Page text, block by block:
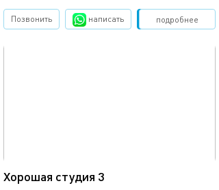
подробнее
Позвонить написать Забронировать
Хорошая студия 3